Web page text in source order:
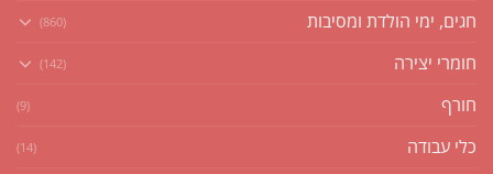
חגים, ימי הולדת ומסיבות (860)
חומרי יצירה (142)
חורף (9)
כלי עבודה (14)